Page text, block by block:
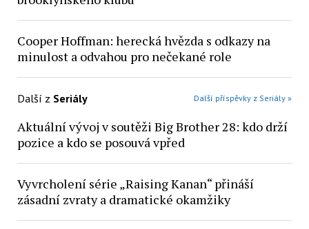
Cooper Hoffman: herecká hvězda s odkazy na
minulost a odvahou pro nečekané role
Další z Seriály Další příspěvky z Seriály »
Aktuální vývoj v soutěži Big Brother 28: kdo drží
pozice a kdo se posouvá vpřed
Vyvrcholení série „Raising Kanan“ přináší
zásadní zvraty a dramatické okamžiky